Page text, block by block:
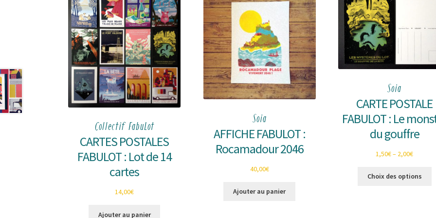
Collectif FabuLot
CARTES POSTALES
FABULOT : Lot de 14
cartes
14,00€
Ajouter au panier
Soia
AFFICHE FABULOT :
Rocamadour 2046
40,00€
Ajouter au panier
Soia
CARTE POSTALE
FABULOT : Le
du gouffre
1,50€– 2,00€
Choix des options